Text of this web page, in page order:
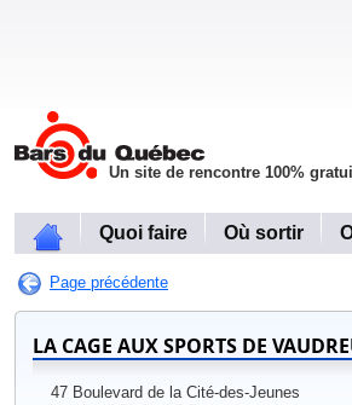
Un site de rencontre 100%
Quoi faire Où sortir
Page précédente
LA CAGE AUX SPORTS DE
47 Boulevard de la Cité-des-Jeunes